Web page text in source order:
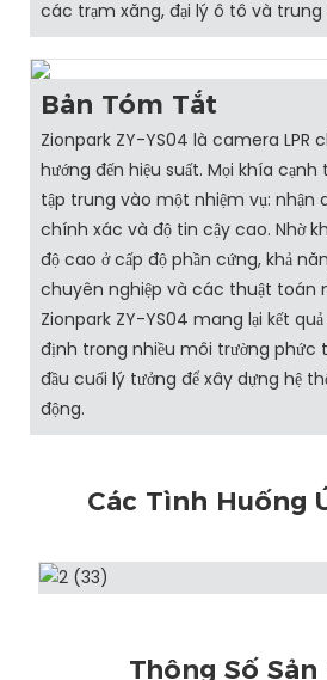
các trạm xăng, đại lý ô tô và trung
Bản Tóm Tắt
Zionpark ZY-YS04 là camera LPR
hướng đến hiệu suất. Mọi khía cạnh
tập trung vào một nhiệm vụ: nhận
chính xác và độ tin cậy cao. Nhờ
độ cao ở cấp độ phần cứng, khả
chuyên nghiệp và các thuật toán
Zionpark ZY-YS04 mang lại kết
định trong nhiều môi trường phức
đầu cuối lý tưởng để xây dựng hệ
động.
Các Tình Huống
Thông Số Sản